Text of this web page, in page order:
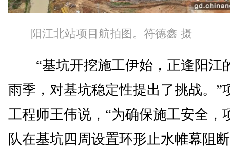
阳江北站项目航拍图。符德鑫 摄
“基坑开挖施工伊始，正逢阳江
雨季，对基坑稳定性提出了挑战。”
工程师王伟说，“为确保施工安全，
队在基坑四周设置环形止水帷幕阻